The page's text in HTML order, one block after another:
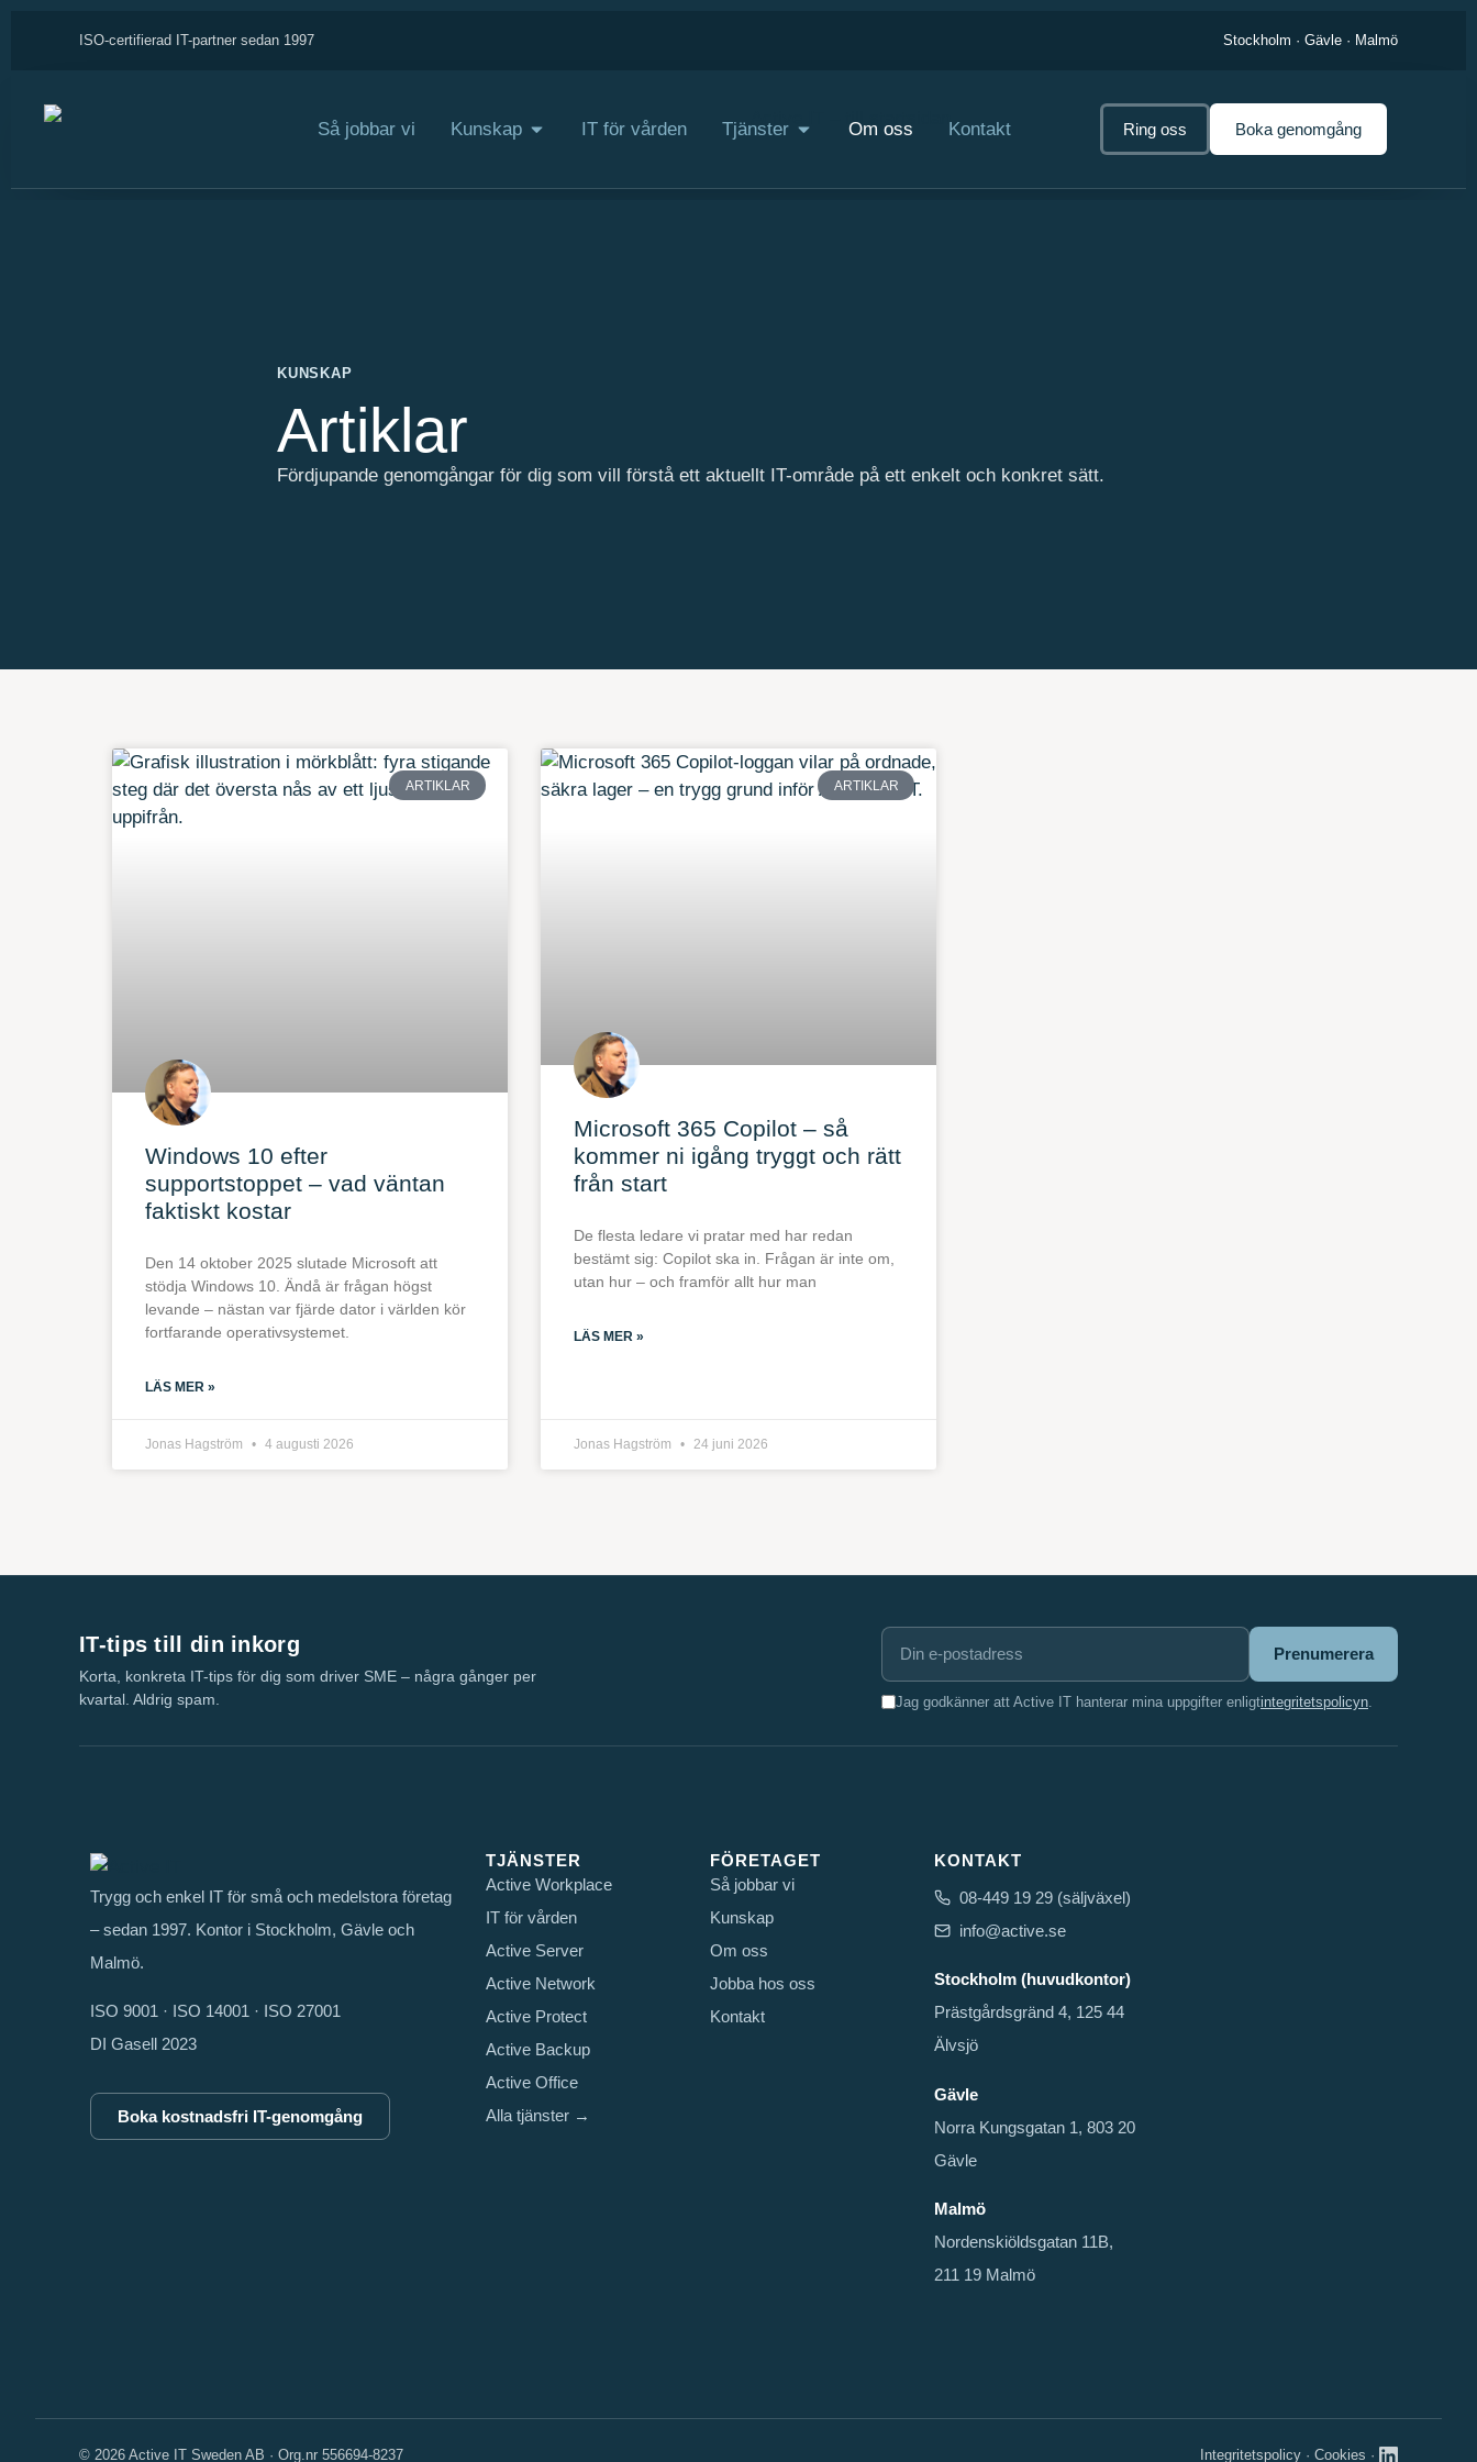
ISO-certifierad IT-partner sedan 1997 Stockholm · Gävle · Malmö
Så jobbar vi Kunskap IT för vården Tjänster Om oss Kontakt Ring oss Boka genomgång
KUNSKAP
Artiklar
Fördjupande genomgångar för dig som vill förstå ett aktuellt IT-område på ett enkelt och konkret sätt.
ARTIKLAR
Windows 10 efter
supportstoppet – vad väntan
faktiskt kostar
Den 14 oktober 2025 slutade Microsoft att
stödja Windows 10. Ändå är frågan högst
levande – nästan var fjärde dator i världen kör
fortfarande operativsystemet.
LÄS MER »
Jonas Hagström 4 augusti 2026
ARTIKLAR
Microsoft 365 Copilot – så
kommer ni igång tryggt och rätt
från start
De flesta ledare vi pratar med har redan
bestämt sig: Copilot ska in. Frågan är inte om,
utan hur – och framför allt hur man
LÄS MER »
Jonas Hagström 24 juni 2026
IT-tips till din inkorg
Korta, konkreta IT-tips för dig som driver SME – några gånger per
kvartal. Aldrig spam.
Prenumerera
Jag godkänner att Active IT hanterar mina uppgifter enligtintegritetspolicyn.
Trygg och enkel IT för små och medelstora företag
– sedan 1997. Kontor i Stockholm, Gävle och
Malmö.
ISO 9001 · ISO 14001 · ISO 27001
DI Gasell 2023
Boka kostnadsfri IT-genomgång
TJÄNSTER
Active Workplace
IT för vården
Active Server
Active Network
Active Protect
Active Backup
Active Office
Alla tjänster →
FÖRETAGET
Så jobbar vi
Kunskap
Om oss
Jobba hos oss
Kontakt
KONTAKT
08-449 19 29 (säljväxel)
info@active.se
Stockholm (huvudkontor)
Prästgårdsgränd 4, 125 44
Älvsjö
Gävle
Norra Kungsgatan 1, 803 20
Gävle
Malmö
Nordenskiöldsgatan 11B,
211 19 Malmö
© 2026 Active IT Sweden AB · Org.nr 556694-8237 Integritetspolicy · Cookies ·